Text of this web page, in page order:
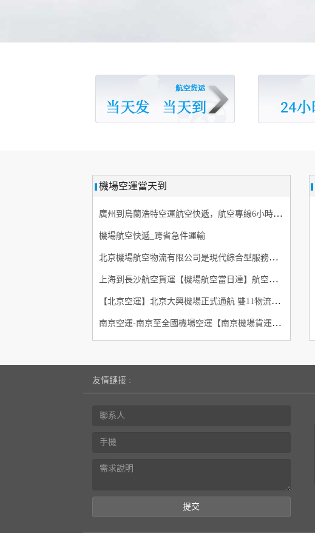
機場空運當天到
廣州到烏蘭浩特空運航空快遞，航空專線6小時 航空貨
機場航空快遞_跨省急件運輸
北京機場航空物流有限公司是現代綜合型服務企業
上海到長沙航空貨運【機場航空當日達】航空快遞
【北京空運】北京大興機場正式通航 雙11物流備戰啟動
南京空運-南京至全國機場空運【南京機場貨運部】
友情鏈接 :
提交